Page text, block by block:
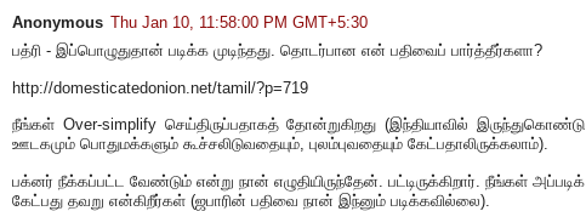
Anonymous Thu Jan 10, 11:58:00 PM GMT+5:30
பத்ரி - இப்பொழுதுதான் படிக்க முடிந்தது. தொடர்பான என் பதிவைப் பார்த்தீர்களா?
http://domesticatedonion.net/tamil/?p=719
நீங்கள் Over-simplify செய்திருப்பதாகத் தோன்றுகிறது (இந்தியாவில் இருந்துகொண்டு
ஊடகமும் பொதுமக்களும் கூச்சலிடுவதையும், புலம்புவதையும் கேட்பதாலிருக்கலாம்).
பக்னர் நீக்கப்பட்ட வேண்டும் என்று நான் எழுதியிருந்தேன். பட்டிருக்கிறார். நீங்கள் அப்படிக்
கேட்பது தவறு என்கிறீர்கள் (ஜபாரின் பதிவை நான் இந்னும் படிக்கவில்லை).